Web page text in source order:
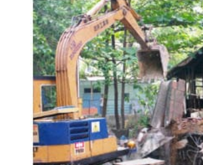
POSTED ON1/05/2024 BY THU MUA XÁC NHÀ